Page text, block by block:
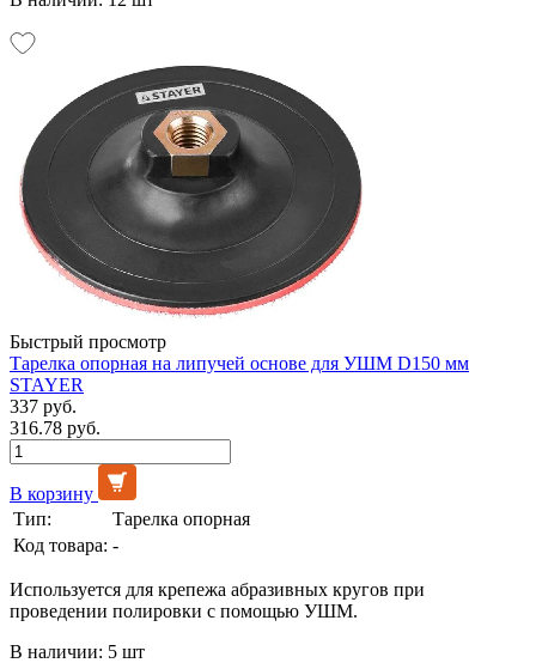
Быстрый просмотр
Тарелка опорная на липучей основе для УШМ D150 мм
STAYER
337 руб.
316.78 руб.
В корзину
Тип:
Тарелка опорная
Код товара: -
Используется для крепежа абразивных кругов при
проведении полировки с помощью УШМ.
В наличии: 5 шт